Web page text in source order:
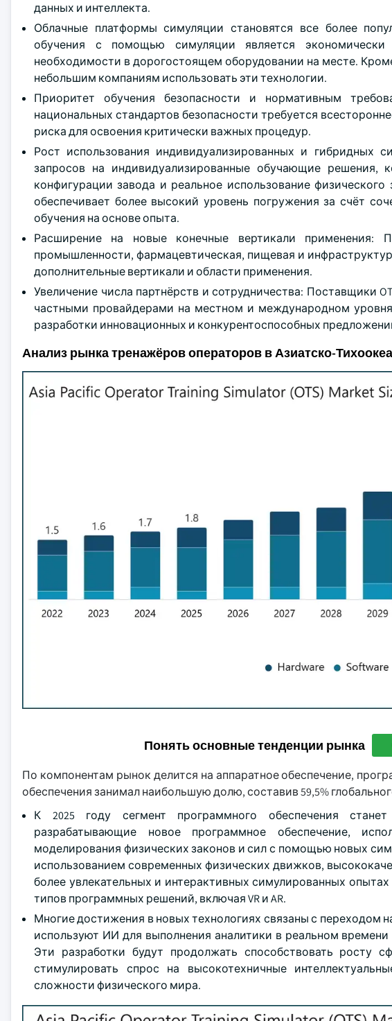
данных и интеллекта.
Облачные платформы симуляции становятся все более
обучения с помощью симуляции является
необходимости в дорогостоящем оборудовании на месте.
небольшим компаниям использовать эти технологии.
Приоритет обучения безопасности и нормативным
национальных стандартов безопасности требуется
риска для освоения критически важных процедур.
Рост использования индивидуализированных и гибридных
запросов на индивидуализированные обучающие решения,
конфигурации завода и реальное использование
обеспечивает более высокий уровень погружения за счёт
обучения на основе опыта.
Расширение на новые конечные вертикали применения:
промышленности, фармацевтическая, пищевая и
дополнительные вертикали и области применения.
Увеличение числа партнёрств и сотрудничества: Поставщики
частными провайдерами на местном и международном
разработки инновационных и конкурентоспособных
Анализ рынка тренажёров операторов в Азиатско-
Понять основные тенденции рынка
По компонентам рынок делится на аппаратное обеспечение,
обеспечения занимал наибольшую долю, составив 59,5%
К 2025 году сегмент программного обеспечения
разрабатывающие новое программное обеспечение,
моделирования физических законов и сил с помощью новых
использованием современных физических движков,
более увлекательных и интерактивных симулированных
типов программных решений, включая VR и AR.
Многие достижения в новых технологиях связаны с переходом
используют ИИ для выполнения аналитики в реальном
Эти разработки будут продолжать способствовать росту
стимулировать спрос на высокотехничные
сложности физического мира.